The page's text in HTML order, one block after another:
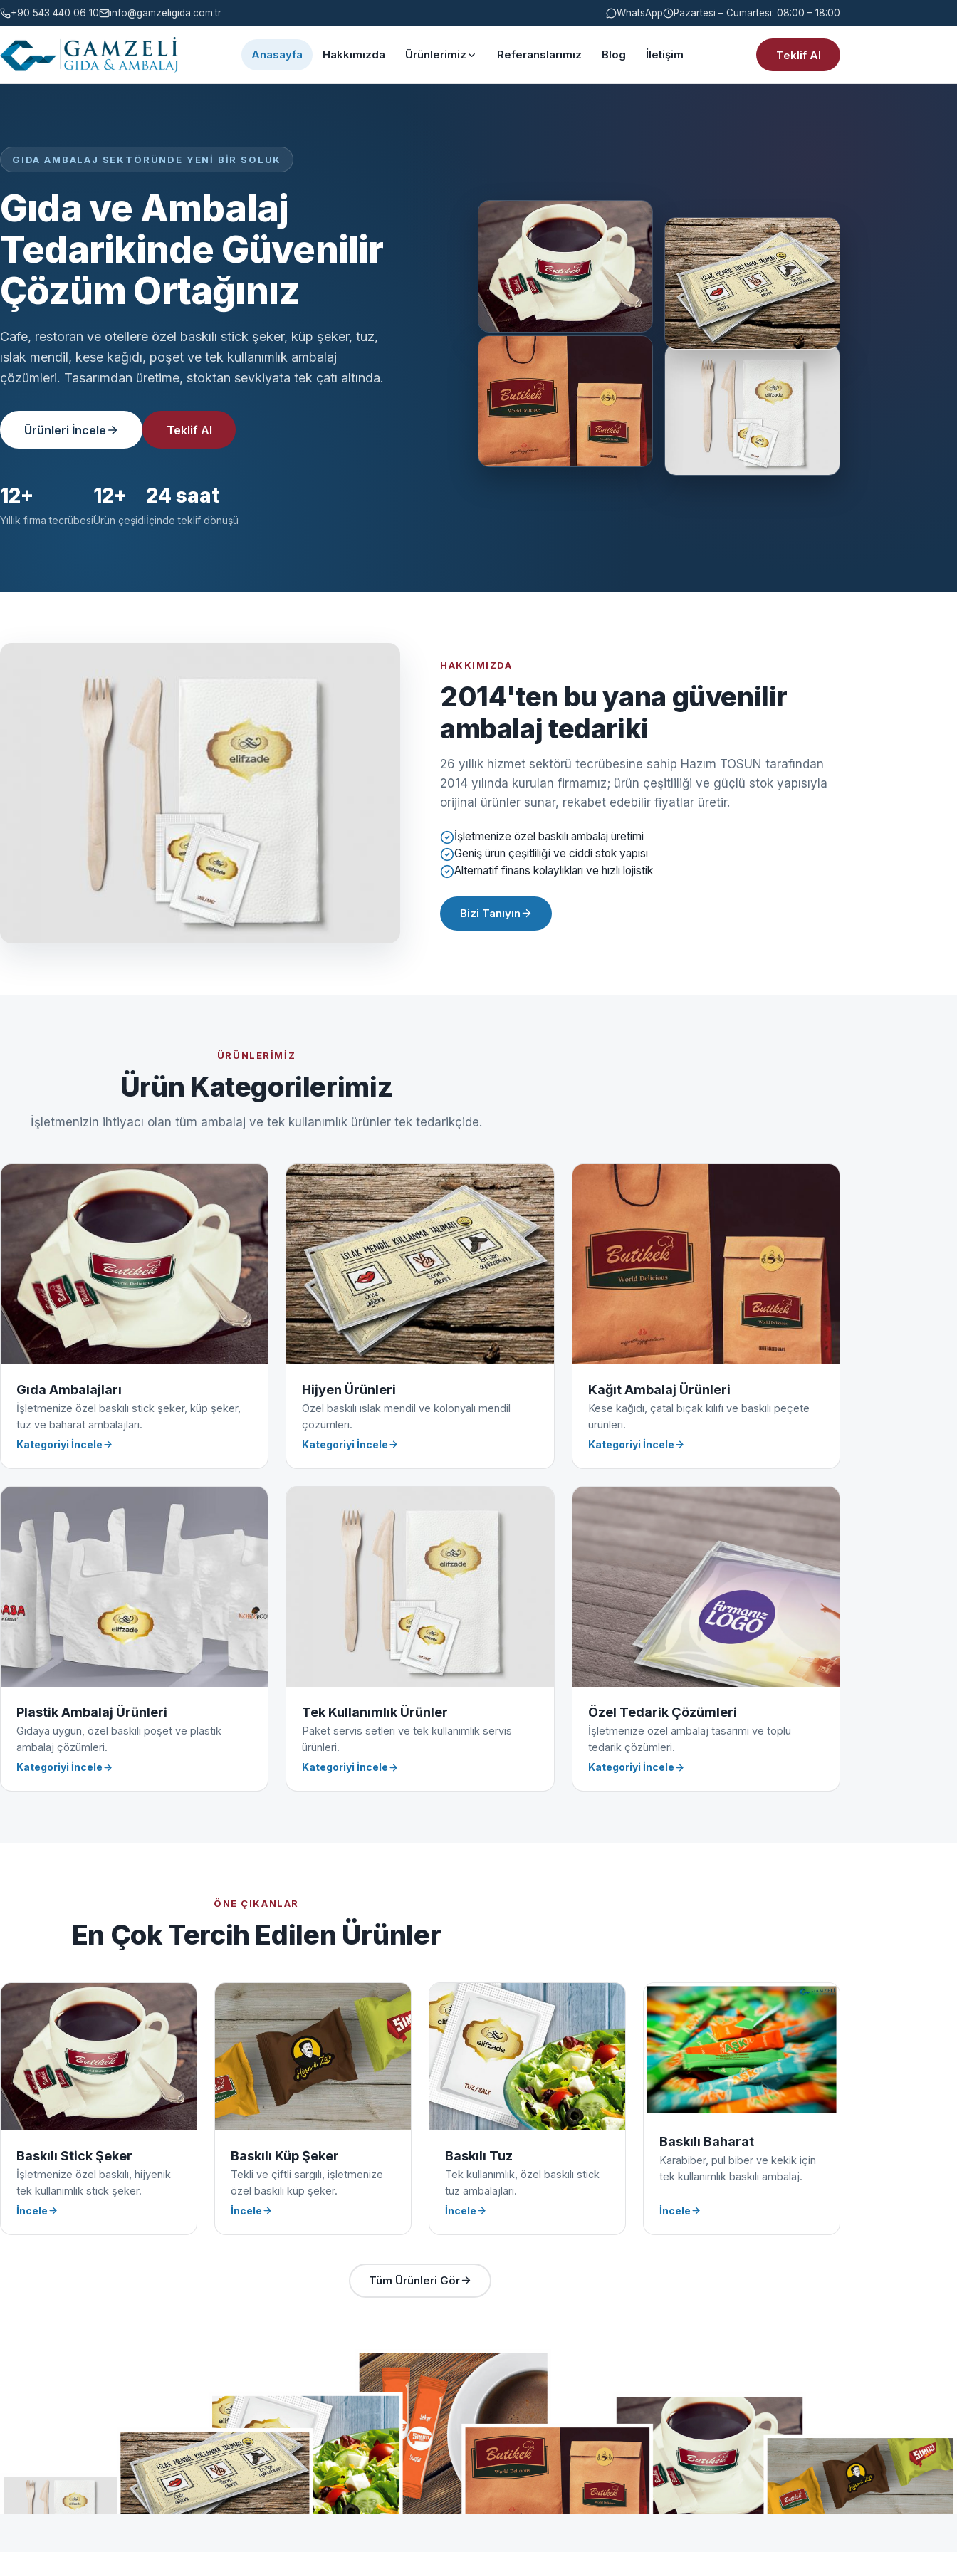
+90 543 440 06 10 info@gamzeligida.com.tr WhatsApp Pazartesi – Cumartesi: 08:00 – 18:00
Anasayfa Hakkımızda Ürünlerimiz Referanslarımız Blog İletişim Teklif Al
GIDA AMBALAJ SEKTÖRÜNDE YENI BIR SOLUK
Gıda ve Ambalaj
Tedarikinde Güvenilir
Çözüm Ortağınız
Cafe, restoran ve otellere özel baskılı stick şeker, küp şeker, tuz,
ıslak mendil, kese kağıdı, poşet ve tek kullanımlık ambalaj
çözümleri. Tasarımdan üretime, stoktan sevkiyata tek çatı altında.
Ürünleri İncele Teklif Al
12+
Yıllık firma tecrübesi
12+
Ürün çeşidi
24 saat
İçinde teklif dönüşü
HAKKIMIZDA
2014'ten bu yana güvenilir
ambalaj tedariki
26 yıllık hizmet sektörü tecrübesine sahip Hazım TOSUN tarafından
2014 yılında kurulan firmamız; ürün çeşitliliği ve güçlü stok yapısıyla
orijinal ürünler sunar, rekabet edebilir fiyatlar üretir.
İşletmenize özel baskılı ambalaj üretimi
Geniş ürün çeşitliliği ve ciddi stok yapısı
Alternatif finans kolaylıkları ve hızlı lojistik
Bizi Tanıyın
ÜRÜNLERIMIZ
Ürün Kategorilerimiz
İşletmenizin ihtiyacı olan tüm ambalaj ve tek kullanımlık ürünler tek tedarikçide.
Gıda Ambalajları
İşletmenize özel baskılı stick şeker, küp şeker,
tuz ve baharat ambalajları.
Kategoriyi İncele
Hijyen Ürünleri
Özel baskılı ıslak mendil ve kolonyalı mendil
çözümleri.
Kategoriyi İncele
Kağıt Ambalaj Ürünleri
Kese kağıdı, çatal bıçak kılıfı ve baskılı peçete
ürünleri.
Kategoriyi İncele
Plastik Ambalaj Ürünleri
Gıdaya uygun, özel baskılı poşet ve plastik
ambalaj çözümleri.
Kategoriyi İncele
Tek Kullanımlık Ürünler
Paket servis setleri ve tek kullanımlık servis
ürünleri.
Kategoriyi İncele
Özel Tedarik Çözümleri
İşletmenize özel ambalaj tasarımı ve toplu
tedarik çözümleri.
Kategoriyi İncele
ÖNE ÇIKANLAR
En Çok Tercih Edilen Ürünler
Baskılı Stick Şeker
İşletmenize özel baskılı, hijyenik
tek kullanımlık stick şeker.
İncele
Baskılı Küp Şeker
Tekli ve çiftli sargılı, işletmenize
özel baskılı küp şeker.
İncele
Baskılı Tuz
Tek kullanımlık, özel baskılı stick
tuz ambalajları.
İncele
Baskılı Baharat
Karabiber, pul biber ve kekik için
tek kullanımlık baskılı ambalaj.
İncele
Tüm Ürünleri Gör